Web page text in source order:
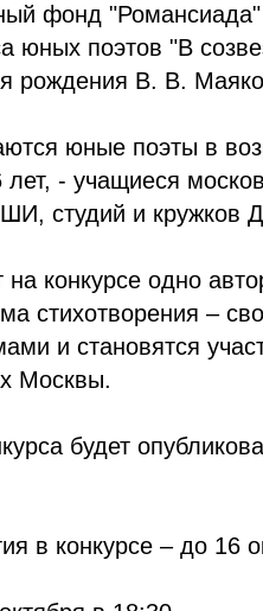
фонд "Романсиада"
юных поэтов "В
рождения В. В.
юные поэты в
- учащиеся
студий и кружков
конкурсе одно
стихотворения –
и становятся
Москвы.
будет
в конкурсе – до 16